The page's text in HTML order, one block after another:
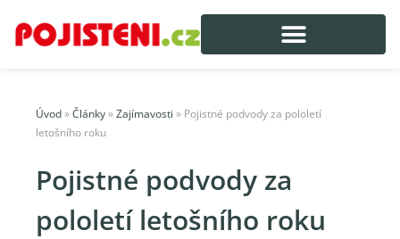
Úvod » Články » Zajímavosti » Pojistné podvody za pololetí
letošního roku
Pojistné podvody za
pololetí letošního roku